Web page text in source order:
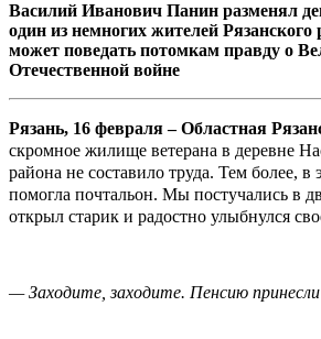
Василий Иванович Панин разменял
один из немногих жителей Рязанского
может поведать потомкам правду о
Отечественной войне
Рязань, 16 февраля – Областная
скромное жилище ветерана в деревне
района не составило труда. Тем более,
помогла почтальон. Мы постучались в
открыл старик и радостно улыбнулся
— Заходите, заходите. Пенсию